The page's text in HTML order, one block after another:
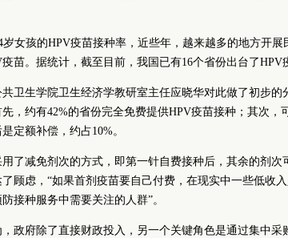
岁女孩的HPV疫苗接种率，近些年，越来越多的地方开展
苗。据统计，截至目前，我国已有16个省份出台了HPV
卫生学院卫生经济学教研室主任应晓华对此做了初步的
，约有42%的省份完全免费提供HPV疫苗接种；其次，
定额补偿，约占10%。
了减免剂次的方式，即第一针自费接种后，其余的剂次
顾虑，“如果首剂疫苗要自己付费，在现实中一些低收
接种服务中需要关注的人群”。
，政府除了直接财政投入，另一个关键角色是通过集中采